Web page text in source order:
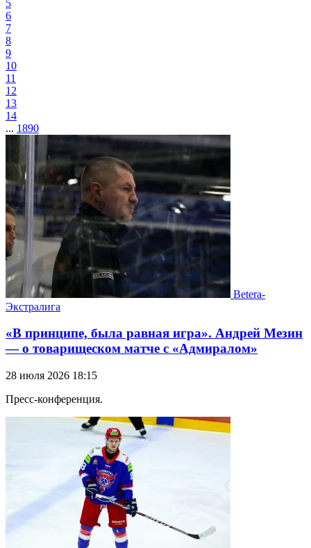
5
6
7
8
9
10
11
12
13
14
... 1890
Betera-
Экстралига
«В принципе, была равная игра». Андрей Мезин
— о товарищеском матче с «Адмиралом»
28 июля 2026 18:15
Пресс-конференция.